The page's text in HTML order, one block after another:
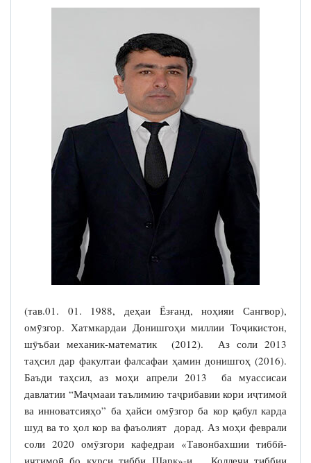
(тав.01. 01. 1988, деҳаи Ёзғанд, ноҳияи Сангвор),
омӯзгор. Хатмкардаи Донишгоҳи миллии Тоҷикистон,
шӯъбаи механик-математик (2012). Аз соли 2013
таҳсил дар факултаи фалсафаи ҳамин донишгоҳ (2016).
Баъди таҳсил, аз моҳи апрели 2013 ба муассисаи
давлатии “Маҷмааи таълимию таҷрибавии кори иҷтимоӣ
ва инноватсияҳо” ба ҳайси омӯзгор ба кор қабул карда
шуд ва то ҳол кор ва фаъолият дорад. Аз моҳи феврали
соли 2020 омӯзгори кафедраи «Тавонбахшии тиббӣ-